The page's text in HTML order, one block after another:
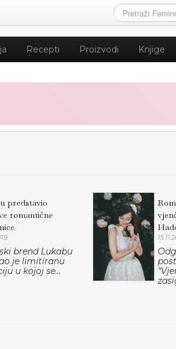
Recepti Proizvodi Knjige
predstavio
romantične
brend Lukabu
je limitiranu
u kojoj se...